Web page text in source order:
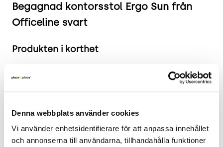
Denna webbplats använder cookies
Vi använder enhetsidentifierare för att anpassa innehållet
och annonserna till användarna, tillhandahålla funktioner
Begagnad kontorsstol Ergo Sun från
Officeline svart
Produkten i korthet
Mått: Sitthöjd justerbar mellan 47 cm och 62
Nypris ca 7 000 :-
2 års garanti